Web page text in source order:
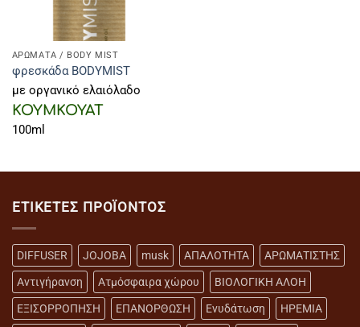
ΑΡΩΜΑΤΑ / BODY MIST
φρεσκάδα BODYMIST
με οργανικό ελαιόλαδο
ΚΟΥΜΚΟΥΑΤ
100ml
ΕΤΙΚΈΤΕΣ ΠΡΟΪΌΝΤΟΣ
DIFFUSER JOJOBA musk ΑΠΑΛΟΤΗΤΑ ΑΡΩΜΑΤΙΣΤΗΣ
Αντιγήρανση Ατμόσφαιρα χώρου ΒΙΟΛΟΓΙΚΗ ΑΛΟΗ
ΕΞΙΣΟΡΡΟΠΗΣΗ ΕΠΑΝΟΡΘΩΣΗ Ενυδάτωση ΗΡΕΜΙΑ